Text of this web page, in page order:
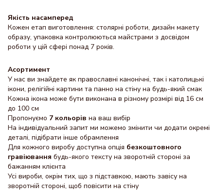
Якість насамперед
Кожен етап виготовлення: столярні роботи, дизайн макету
образу, упаковка контролюються майстрами з досвідом
роботи у цій сфері понад 7 років.
Асортимент
У нас ви знайдете як православні канонічні, так і католицькі
ікони, релігійні картини та панно на стіну на будь-який смак
Кожна ікона може бути виконана в різному розмірі від 16 см
до 100 см
Пропонуємо 7 кольорів на ваш вибір
На індивідуальний запит ми можемо змінити чи додати окремі
деталі, підібрати інше обрамлення
Для кожного виробу доступна опція безкоштовного
гравіювання будь-якого тексту на зворотній стороні за
бажанням клієнта
Усі вироби, окрім тих, що з підставкою, мають завісу на
зворотній стороні, щоб повісити на стіну